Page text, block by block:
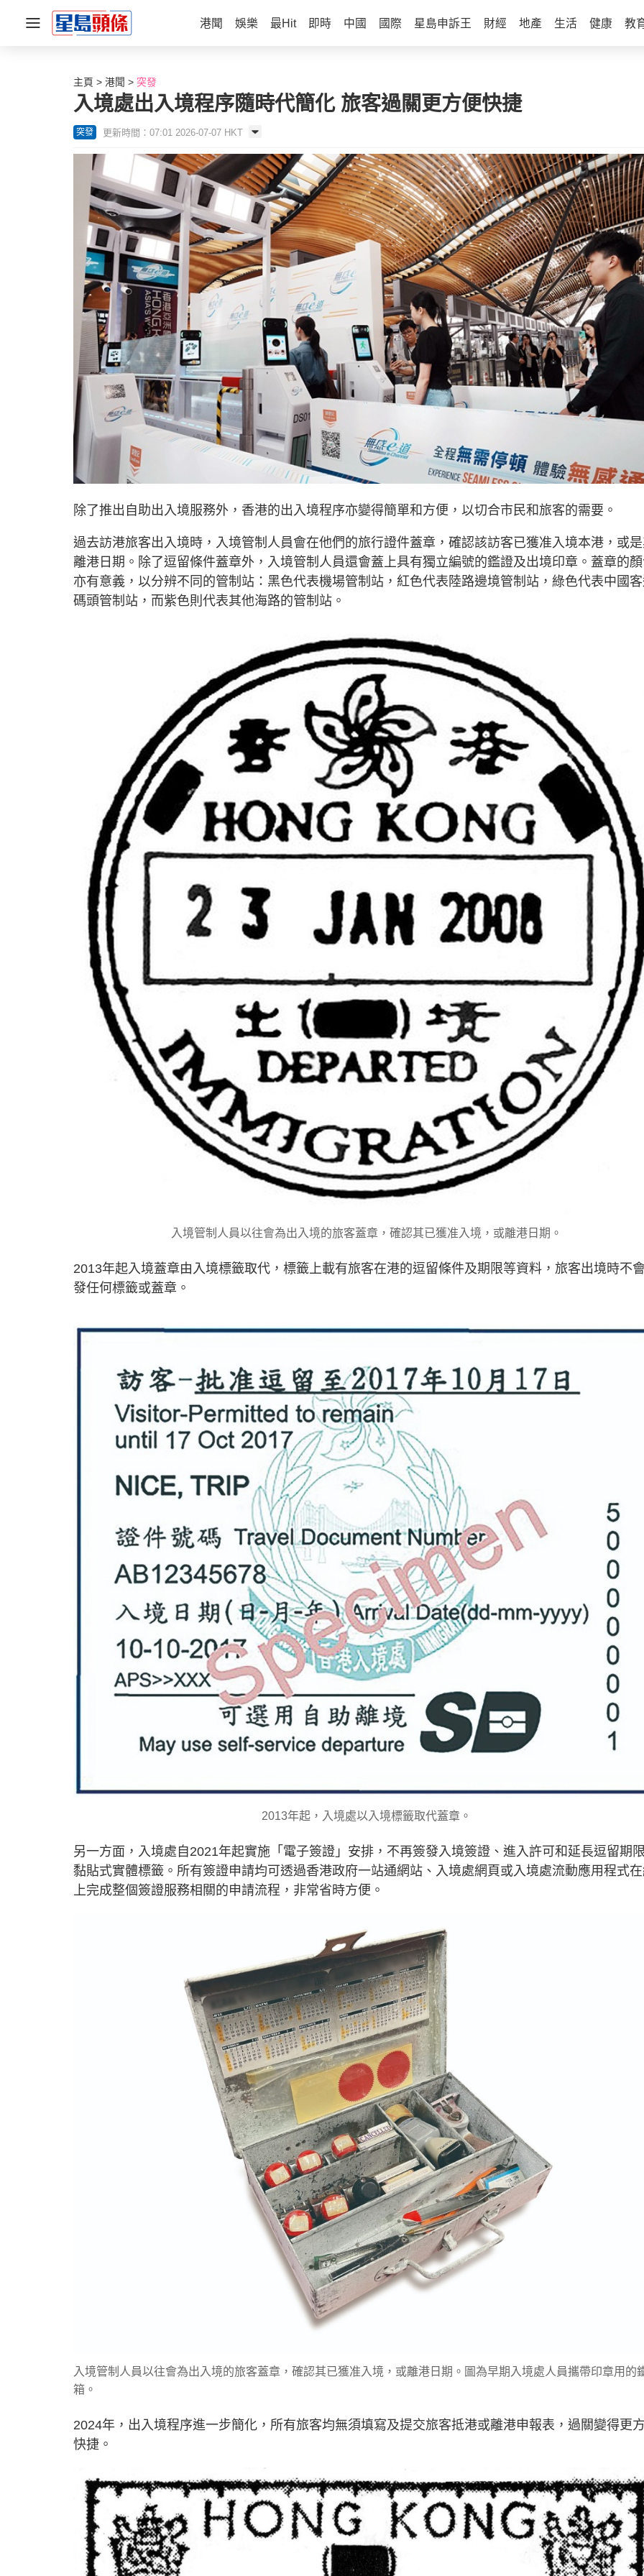
港聞 娛樂 最Hit 即時 中國 國際 星島申訴王 財經 地產 生活 健康 教
主頁 港聞 突發
入境處出入境程序隨時代簡化 旅客過關更方便快捷
突發 更新時間：07:01 2026-07-07 HKT
除了推出自助出入境服務外，香港的出入境程序亦變得簡單和方便，以切合市民和旅客的需要。
過去訪港旅客出入境時，入境管制人員會在他們的旅行證件蓋章，確認該訪客已獲准入境本港，或
離港日期。除了逗留條件蓋章外，入境管制人員還會蓋上具有獨立編號的鑑證及出境印章。蓋章的
亦有意義，以分辨不同的管制站：黑色代表機場管制站，紅色代表陸路邊境管制站，綠色代表中國
碼頭管制站，而紫色則代表其他海路的管制站。
入境管制人員以往會為出入境的旅客蓋章，確認其已獲准入境，或離港日期。
2013年起入境蓋章由入境標籤取代，標籤上載有旅客在港的逗留條件及期限等資料，旅客出境時不
發任何標籤或蓋章。
2013年起，入境處以入境標籤取代蓋章。
另一方面，入境處自2021年起實施「電子簽證」安排，不再簽發入境簽證、進入許可和延長逗留期
黏貼式實體標籤。所有簽證申請均可透過香港政府一站通網站、入境處網頁或入境處流動應用程式
上完成整個簽證服務相關的申請流程，非常省時方便。
入境管制人員以往會為出入境的旅客蓋章，確認其已獲准入境，或離港日期。圖為早期入境處人員攜帶印章用的
箱。
2024年，出入境程序進一步簡化，所有旅客均無須填寫及提交旅客抵港或離港申報表，過關變得更
快捷。